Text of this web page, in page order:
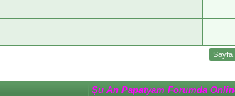
Sayfa
Şu An Papatyam Forumda